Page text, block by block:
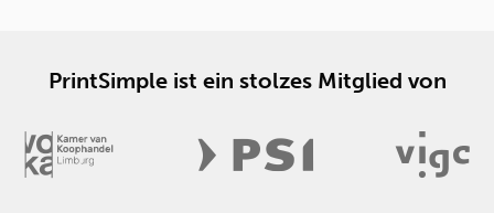
PrintSimple ist ein stolzes Mitglied von